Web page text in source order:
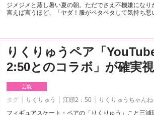
ジメジメと蒸し暑い夏の朝。ただでさえ不機嫌にな
言えば言うほど、「ヤダ！服がペタペタして気持ち
りくりゅうペア「
2:50とのコラボ」が確実
芸能
タグ りくりゅう 江頭2：50 りくりゅうちゃんね
フィギュアスケート・ペアの「りくりゅう」こと三浦